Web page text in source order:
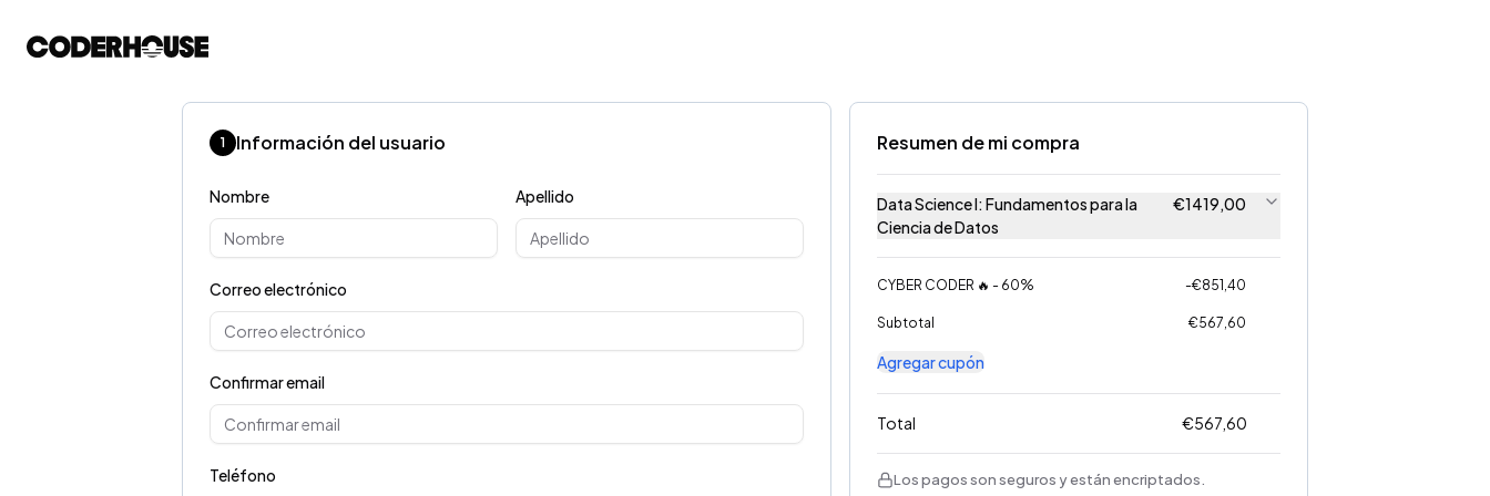
1 Información del usuario
Nombre Apellido
Correo electrónico
Confirmar email
Teléfono
Resumen de mi compra
Data Science I: Fundamentos para la
Ciencia de Datos
€1419,00
CYBER CODER 🔥 - 60% -€851,40
Subtotal €567,60
Agregar cupón
Total €567,60
Los pagos son seguros y están encriptados.